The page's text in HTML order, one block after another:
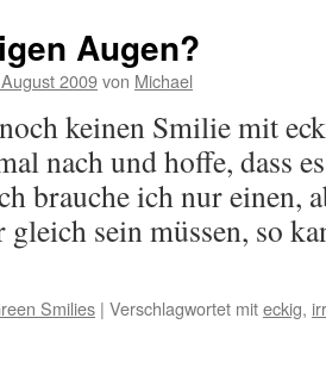
Augen?
2009von Michael
keinen Smilie mit
nach und hoffe, dass
brauche ich nur einen,
gleich sein müssen, so
Smilies | Verschlagwortet miteckig,